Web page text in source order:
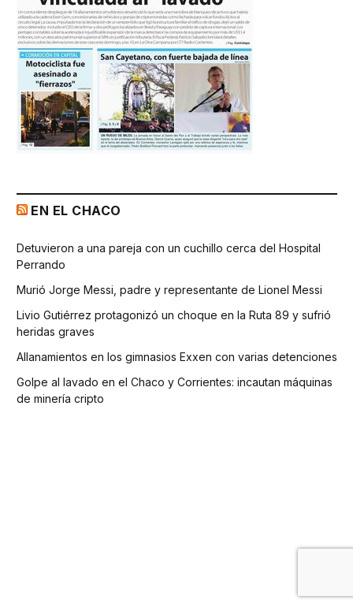
EN EL CHACO
Detuvieron a una pareja con un cuchillo cerca del Hospital
Perrando
Murió Jorge Messi, padre y representante de Lionel Messi
Livio Gutiérrez protagonizó un choque en la Ruta 89 y sufrió
heridas graves
Allanamientos en los gimnasios Exxen con varias detenciones
Golpe al lavado en el Chaco y Corrientes: incautan máquinas
de minería cripto